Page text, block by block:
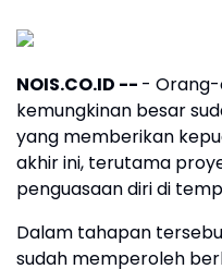
NOIS.CO.ID -- - Orang-
kemungkinan besar
yang memberikan
akhir ini, terutama
penguasaan diri di
Dalam tahapan
sudah memperoleh